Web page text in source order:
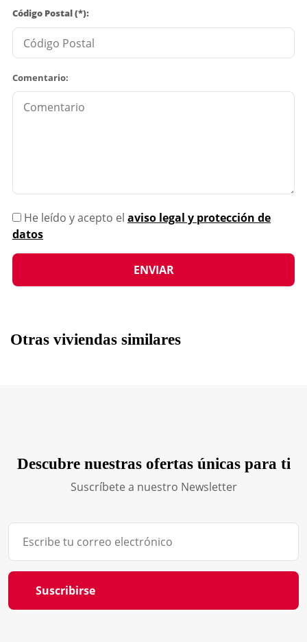
Código Postal (*):
Comentario:
He leído y acepto el aviso legal y protección de
datos
Otras viviendas similares
Descubre nuestras ofertas únicas para ti
Suscríbete a nuestro Newsletter
Suscribirse